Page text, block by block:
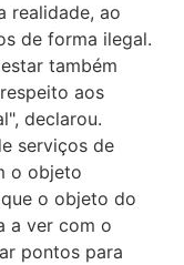
realidade, ao
de forma ilegal.
também
aos
declarou.
serviços de
o objeto
o objeto do
a ver com o
pontos para